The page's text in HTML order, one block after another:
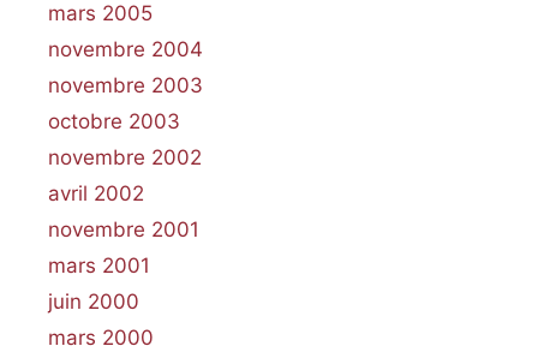
mars 2005
novembre 2004
novembre 2003
octobre 2003
novembre 2002
avril 2002
novembre 2001
mars 2001
juin 2000
mars 2000